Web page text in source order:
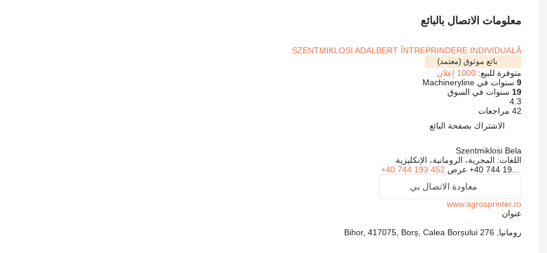
معلومات الاتصال بالبائع
SZENTMIKLOSI ADALBERT ÎNTREPRINDERE INDIVIDUALĂ
بائع موثوق (معتمد)
متوفرة للبيع: 1000 إعلان
9سنوات في Machineryline
19 سنوات في السوق
4.3
42 مراجعات
الاشتراك بصفحة البائع
Szentmiklosi Bela
اللغات: المجرية، الرومانية، الإنكليزية
+40 744 19... عرض +40 744 193 452
معاودة الاتصال بي
www.agrosprinter.ro
عنوان
رومانيا, Bihor, 417075, Borș, Calea Borșului 276